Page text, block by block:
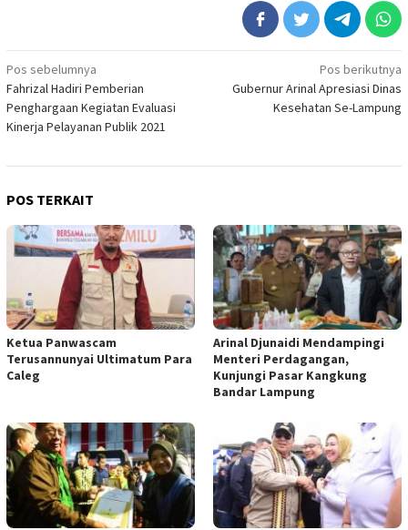
Navigasi
pos
Pos sebelumnya
Fahrizal Hadiri Pemberian
Penghargaan Kegiatan Evaluasi
Kinerja Pelayanan Publik 2021
Pos berikutnya
Gubernur Arinal Apresiasi Dinas
Kesehatan Se-Lampung
POS TERKAIT
Ketua Panwascam
Terusannunyai Ultimatum Para
Caleg
Arinal Djunaidi Mendampingi
Menteri Perdagangan,
Kunjungi Pasar Kangkung
Bandar Lampung